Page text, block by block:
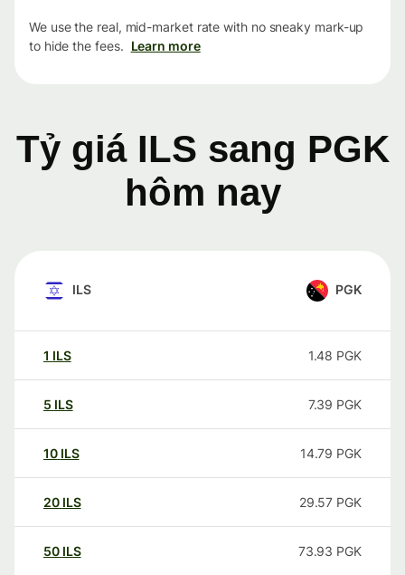
We use the real, mid-market rate with no sneaky mark-up
to hide the fees. Learn more
Tỷ giá ILS sang PGK
hôm nay
ILS PGK
1 ILS 1.48 PGK
5 ILS 7.39 PGK
10 ILS 14.79 PGK
20 ILS 29.57 PGK
50 ILS 73.93 PGK